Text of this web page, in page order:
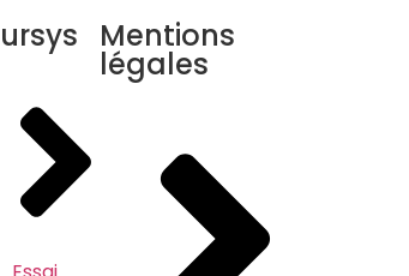
Mentions
légales